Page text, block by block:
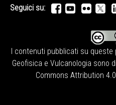
Seguici su:
I contenuti pubblicati su queste
Geofisica e Vulcanologia sono
Commons Attribution